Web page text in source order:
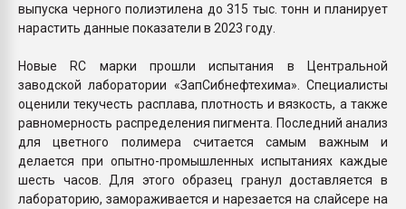
выпуска черного полиэтилена до 315 тыс. тонн и планирует
нарастить данные показатели в 2023 году.
Новые RC марки прошли испытания в Центральной
заводской лаборатории «ЗапСибнефтехима». Специалисты
оценили текучесть расплава, плотность и вязкость, а также
равномерность распределения пигмента. Последний анализ
для цветного полимера считается самым важным и
делается при опытно-промышленных испытаниях каждые
шесть часов. Для этого образец гранул доставляется в
лабораторию, замораживается и нарезается на слайсере на